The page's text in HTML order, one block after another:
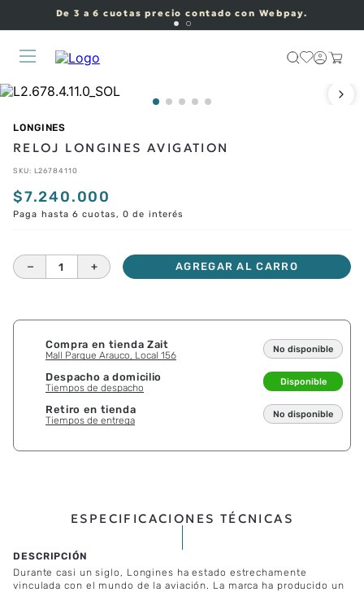
De 3 a 6 cuotas precio contado con Webpay.
LONGINES
RELOJ LONGINES AVIGATION
SKU: L26784110
$7.240.000
Paga hasta 6 cuotas, 0 de interés
＋
－ AGREGAR AL CARRO
Compra en tienda Zait
Mall Parque Arauco, Local 156
No disponible
Despacho a domicilio
Tiempos de despacho
Disponible
Retiro en tienda
Tiempos de entrega
No disponible
ESPECIFICACIONES TÉCNICAS
Durante casi un siglo, Longines ha estado estrechamente
vinculada con el mundo de la aviación. La marca ha producido un